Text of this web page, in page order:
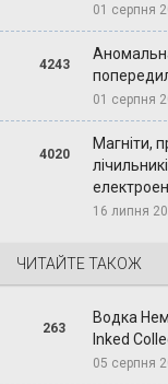
01 серпня
4243
01 серпня
4020
Магніти,
16 липня
ЧИТАЙТЕ ТАКОЖ
263
Водка
Inked
05 серпня